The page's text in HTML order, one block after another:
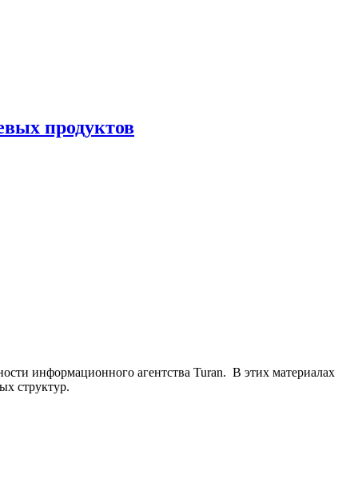
продуктов
информационного агентства Turan. В этих материалах
структур.